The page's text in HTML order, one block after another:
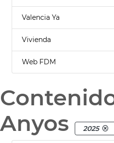
Valencia Ya
Vivienda
Web FDM
Anyos
2025